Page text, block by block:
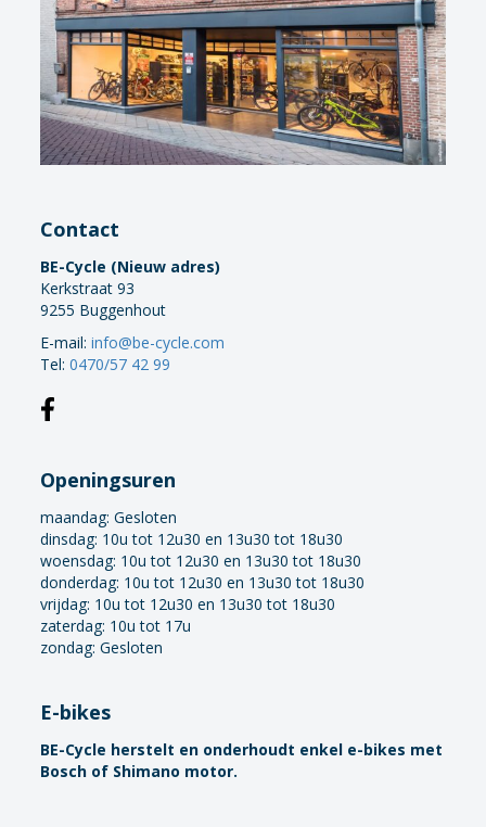
Contact
BE-Cycle (Nieuw adres)
Kerkstraat 93
9255 Buggenhout
E-mail:info@be-cycle.com
Tel:0470/57 42 99
Openingsuren
maandag:Gesloten
dinsdag: 10u tot 12u30 en 13u30 tot 18u30
woensdag: 10u tot 12u30 en 13u30 tot 18u30
donderdag: 10u tot 12u30 en 13u30 tot 18u30
vrijdag: 10u tot 12u30 en 13u30 tot 18u30
zaterdag: 10u tot 17u
zondag: Gesloten
E-bikes
BE-Cycle herstelt en onderhoudt enkel e-bikes met
Bosch of Shimano motor.